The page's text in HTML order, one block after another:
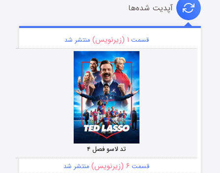
آپدیت شده‌ها
قسمت ۱ (زیرنویس) منتشر شد
تد لاسو فصل ۴
قسمت ۶ (زیرنویس) منتشر شد